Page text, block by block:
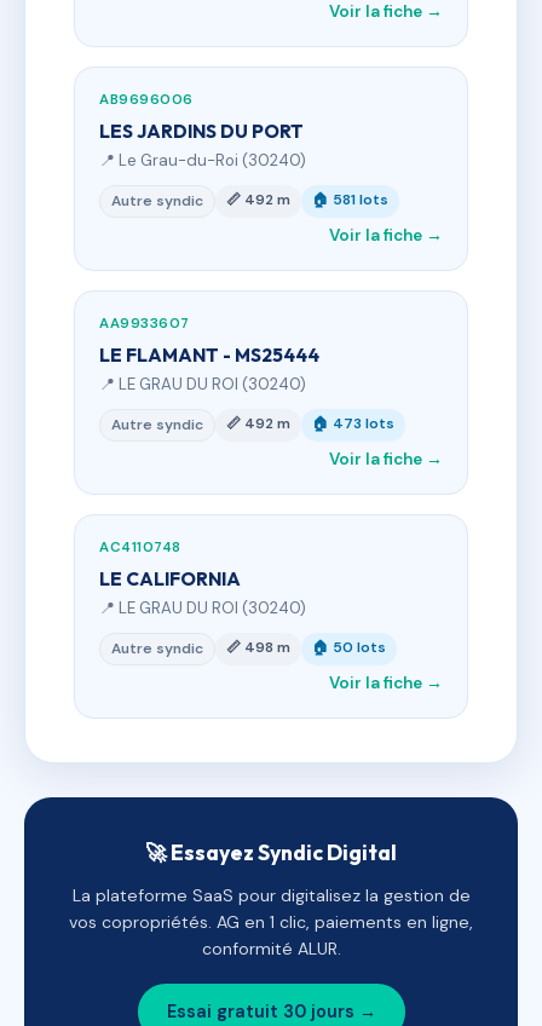
Voir la fiche →
AB9696006
LES JARDINS DU PORT
📍 Le Grau-du-Roi (30240)
Autre syndic 📏 492 m 🏠 581 lots
Voir la fiche →
AA9933607
LE FLAMANT - MS25444
📍 LE GRAU DU ROI (30240)
Autre syndic 📏 492 m 🏠 473 lots
Voir la fiche →
AC4110748
LE CALIFORNIA
📍 LE GRAU DU ROI (30240)
Autre syndic 📏 498 m 🏠 50 lots
Voir la fiche →
🚀 Essayez Syndic Digital
La plateforme SaaS pour digitalisez la gestion de
vos copropriétés. AG en 1 clic, paiements en ligne,
conformité ALUR.
Essai gratuit 30 jours →